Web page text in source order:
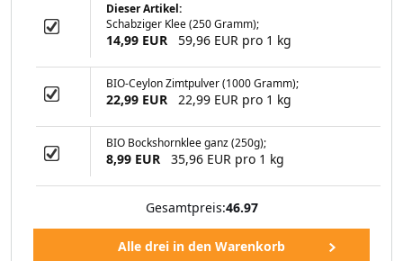
Granulat (250
Dieser Artikel:
Schabziger Klee (250 Gramm);
14,99 EUR 59,96 EUR pro 1 kg
BIO-Ceylon Zimtpulver (1000 Gramm);
22,99 EUR 22,99 EUR pro 1 kg
BIO Bockshornklee ganz (250g);
8,99 EUR 35,96 EUR pro 1 kg
Gesamtpreis:46.97